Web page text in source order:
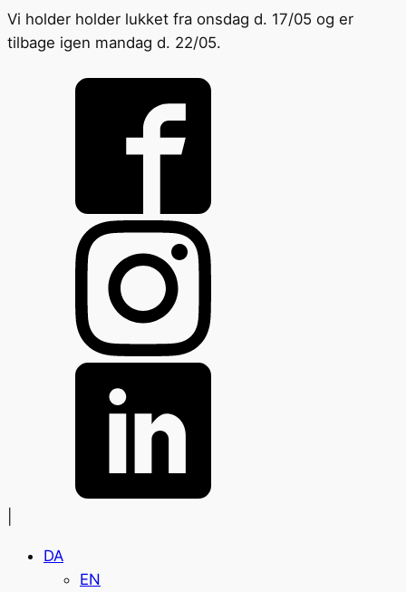
Vi holder holder lukket fra onsdag d. 17/05 og er
tilbage igen mandag d. 22/05.
DA
EN